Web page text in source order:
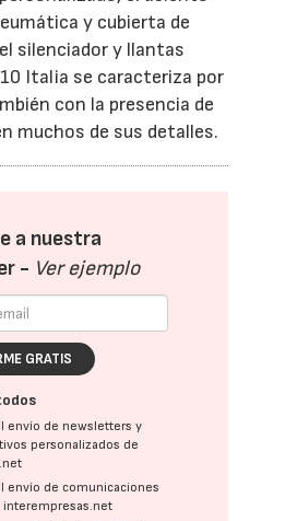
y cubierta de
silenciador y llantas
Italia se caracteriza por
con la presencia de
muchos de sus detalles.
a nuestra
- Ver ejemplo
GRATIS
envío de newsletters y
personalizados de
envío de comunicaciones
interempresas.net